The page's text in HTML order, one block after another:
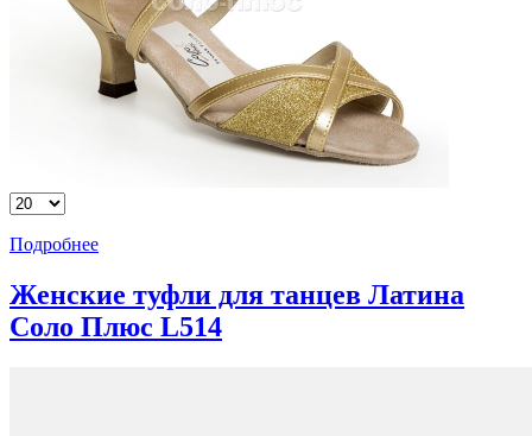
Подробнее
Женские туфли для танцев Латина
Соло Плюс L514